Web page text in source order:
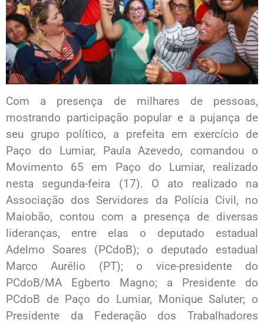
Com a presença de milhares de pessoas,
mostrando participação popular e a pujança de
seu grupo político, a prefeita em exercício de
Paço do Lumiar, Paula Azevedo, comandou o
Movimento 65 em Paço do Lumiar, realizado
nesta segunda-feira (17). O ato realizado na
Associação dos Servidores da Polícia Civil, no
Maiobão, contou com a presença de diversas
lideranças, entre elas o deputado estadual
Adelmo Soares (PCdoB); o deputado estadual
Marco Aurélio (PT); o vice-presidente do
PCdoB/MA Egberto Magno; a Presidente do
PCdoB de Paço do Lumiar, Monique Saluter; o
Presidente da Federação dos Trabalhadores